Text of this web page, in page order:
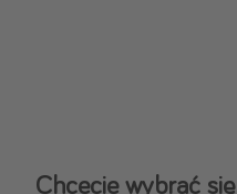
Chcecie wybrać